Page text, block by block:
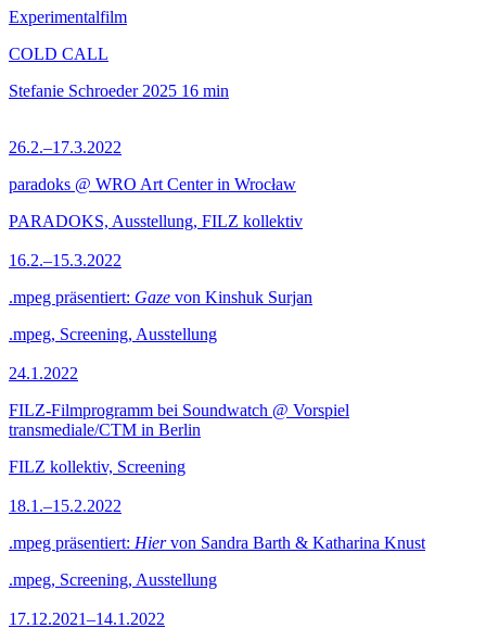
Experimentalfilm
COLD CALL
Stefanie Schroeder 2025 16 min
26.2.–17.3.2022
paradoks @ WRO Art Center in Wrocław
PARADOKS, Ausstellung, FILZ kollektiv
16.2.–15.3.2022
.mpeg präsentiert: Gaze von Kinshuk Surjan
.mpeg, Screening, Ausstellung
24.1.2022
FILZ-Filmprogramm bei Soundwatch @ Vorspiel
transmediale/CTM in Berlin
FILZ kollektiv, Screening
18.1.–15.2.2022
.mpeg präsentiert: Hiervon Sandra Barth & Katharina Knust
.mpeg, Screening, Ausstellung
17.12.2021–14.1.2022